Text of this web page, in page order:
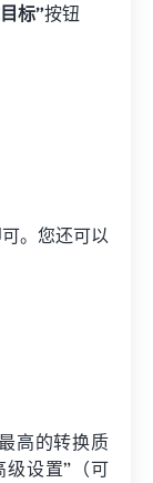
标”按钮
。您还可以
高的转换质
设置”（可